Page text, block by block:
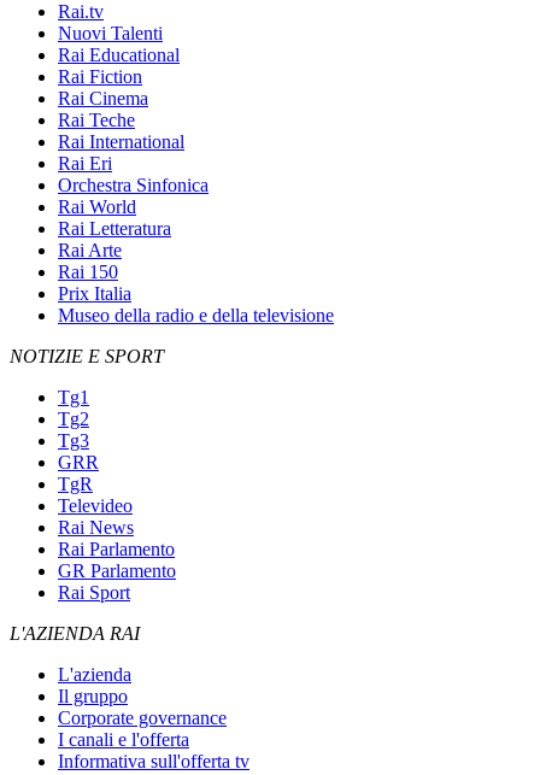
Rai.tv
Nuovi Talenti
Rai Educational
Rai Fiction
Rai Cinema
Rai Teche
Rai International
Rai Eri
Orchestra Sinfonica
Rai World
Rai Letteratura
Rai Arte
Rai 150
Prix Italia
Museo della radio e della televisione
NOTIZIE E SPORT
Tg1
Tg2
Tg3
GRR
TgR
Televideo
Rai News
Rai Parlamento
GR Parlamento
Rai Sport
L'AZIENDA RAI
L'azienda
Il gruppo
Corporate governance
I canali e l'offerta
Informativa sull'offerta tv